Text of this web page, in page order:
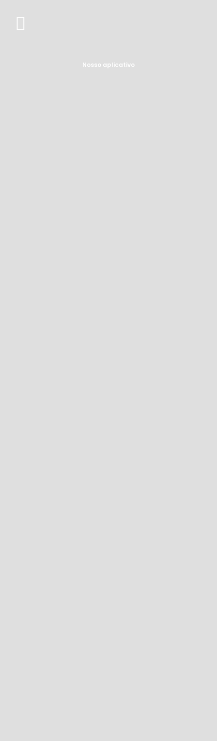
Nosso aplicativo